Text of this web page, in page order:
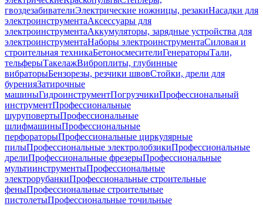
гвоздезабивателиЭлектрические ножницы, резакиНасадки для
электроинструментаАксессуары для
электроинструментаАккумуляторы, зарядные устройства для
электроинструментаНаборы электроинструментаСиловая и
строительная техникаБетоносмесителиГенераторыТали,
тельферыТакелажВиброплиты, глубинные
вибраторыБензорезы, резчики швовСтойки, дрели для
буренияЗатирочные
машиныГидроинструментПогрузчикиПрофессиональный
инструментПрофессиональные
шуруповертыПрофессиональные
шлифмашиныПрофессиональные
перфораторыПрофессиональные циркулярные
пилыПрофессиональные электролобзикиПрофессиональные
дрелиПрофессиональные фрезерыПрофессиональные
мультиинструментыПрофессиональные
электрорубанкиПрофессиональные строительные
феныПрофессиональные строительные
пистолетыПрофессиональные точильные